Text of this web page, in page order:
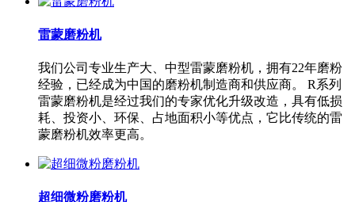
雷蒙磨粉机
我们公司专业生产大、中型雷蒙磨粉机，拥有22年磨粉
经验，已经成为中国的磨粉机制造商和供应商。 R系列
雷蒙磨粉机是经过我们的专家优化升级改造，具有低损
耗、投资小、环保、占地面积小等优点，它比传统的雷
蒙磨粉机效率更高。
超细微粉磨粉机